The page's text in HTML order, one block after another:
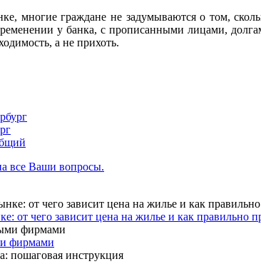
многие граждане не задумываются о том,
у банка, с прописанными лицами,
а не прихоть.
все Ваши вопросы.
от чего зависит цена на жилье и как правильно
фирмами